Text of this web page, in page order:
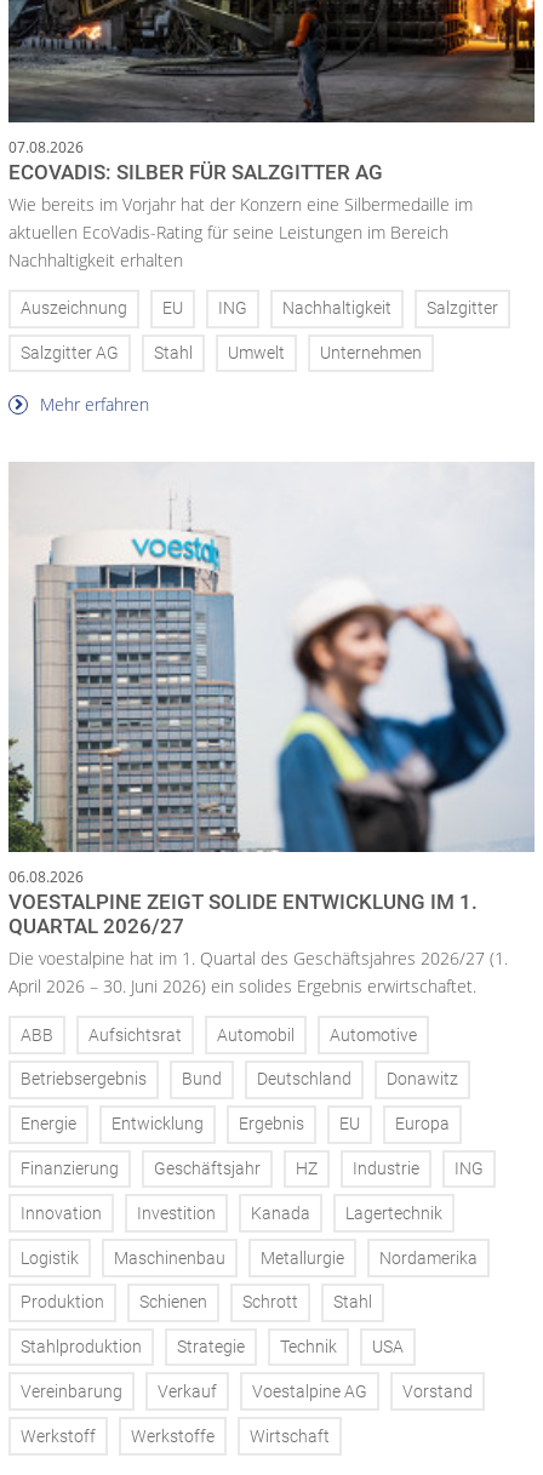
07.08.2026
ECOVADIS: SILBER FÜR SALZGITTER AG
Wie bereits im Vorjahr hat der Konzern eine Silbermedaille im
aktuellen EcoVadis-Rating für seine Leistungen im Bereich
Nachhaltigkeit erhalten
Auszeichnung EU ING Nachhaltigkeit Salzgitter
Salzgitter AG Stahl Umwelt Unternehmen
Mehr erfahren
06.08.2026
VOESTALPINE ZEIGT SOLIDE ENTWICKLUNG IM 1.
QUARTAL 2026/27
Die voestalpine hat im 1. Quartal des Geschäftsjahres 2026/27 (1.
April 2026 – 30. Juni 2026) ein solides Ergebnis erwirtschaftet.
ABB Aufsichtsrat Automobil Automotive
Betriebsergebnis Bund Deutschland Donawitz
Energie Entwicklung Ergebnis EU Europa
Finanzierung Geschäftsjahr HZ Industrie ING
Innovation Investition Kanada Lagertechnik
Logistik Maschinenbau Metallurgie Nordamerika
Produktion Schienen Schrott Stahl
Stahlproduktion Strategie Technik USA
Vereinbarung Verkauf Voestalpine AG Vorstand
Werkstoff Werkstoffe Wirtschaft